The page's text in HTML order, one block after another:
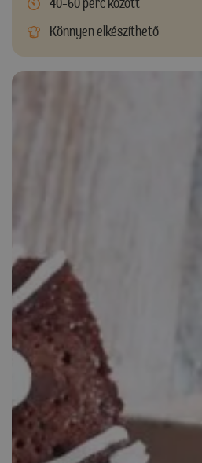
Könnyen elkészíthető